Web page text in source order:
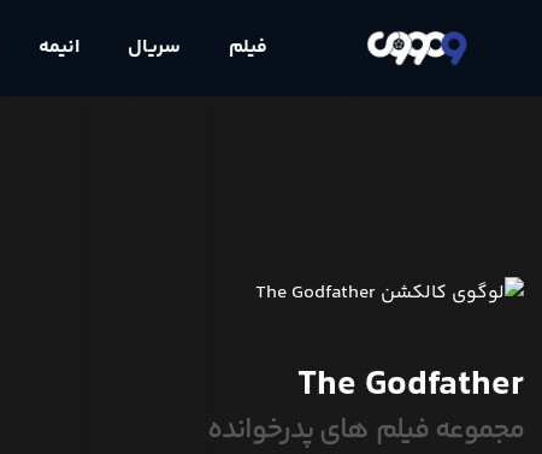
فیلم سریال انیمه
The Godfather
مجموعه فیلم های پدرخوانده